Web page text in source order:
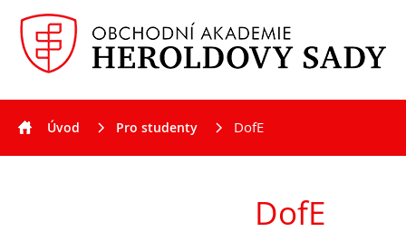
Aktuality
Úvod Pro studenty DofE
DofE